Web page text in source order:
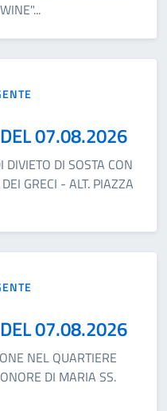
...
07.08.2026
DIVIETO DI SOSTA CON
GRECI - ALT. PIAZZA
07.08.2026
NEL QUARTIERE
DI MARIA SS.